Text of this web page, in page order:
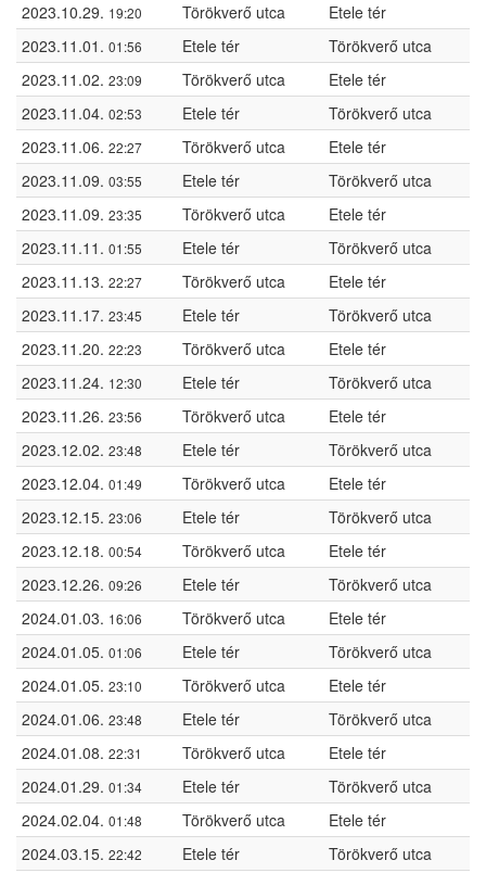
2023.10.29. 19:20 Törökverő utca
Etele tér
2023.11.01. 01:56 Etele tér
Törökverő utca
2023.11.02. 23:09 Törökverő utca
Etele tér
2023.11.04. 02:53 Etele tér
Törökverő utca
2023.11.06. 22:27 Törökverő utca
Etele tér
2023.11.09. 03:55 Etele tér
Törökverő utca
2023.11.09. 23:35 Törökverő utca
Etele tér
2023.11.11. 01:55 Etele tér
Törökverő utca
2023.11.13. 22:27 Törökverő utca
Etele tér
2023.11.17. 23:45 Etele tér
Törökverő utca
2023.11.20. 22:23 Törökverő utca
Etele tér
2023.11.24. 12:30 Etele tér
Törökverő utca
2023.11.26. 23:56 Törökverő utca
Etele tér
2023.12.02. 23:48 Etele tér
Törökverő utca
2023.12.04. 01:49 Törökverő utca
Etele tér
2023.12.15. 23:06 Etele tér
Törökverő utca
2023.12.18. 00:54 Törökverő utca
Etele tér
2023.12.26. 09:26 Etele tér
Törökverő utca
2024.01.03. 16:06 Törökverő utca
Etele tér
2024.01.05. 01:06 Etele tér
Törökverő utca
2024.01.05. 23:10 Törökverő utca
Etele tér
2024.01.06. 23:48 Etele tér
Törökverő utca
2024.01.08. 22:31 Törökverő utca
Etele tér
2024.01.29. 01:34 Etele tér
Törökverő utca
2024.02.04. 01:48 Törökverő utca
Etele tér
2024.03.15. 22:42 Etele tér
Törökverő utca